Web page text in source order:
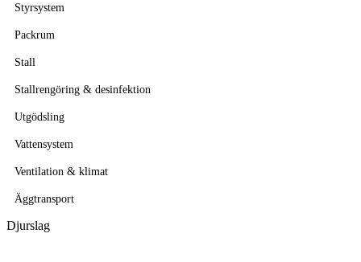
Styrsystem
Packrum
Stall
Stallrengöring & desinfektion
Utgödsling
Vattensystem
Ventilation & klimat
Äggtransport
Djurslag